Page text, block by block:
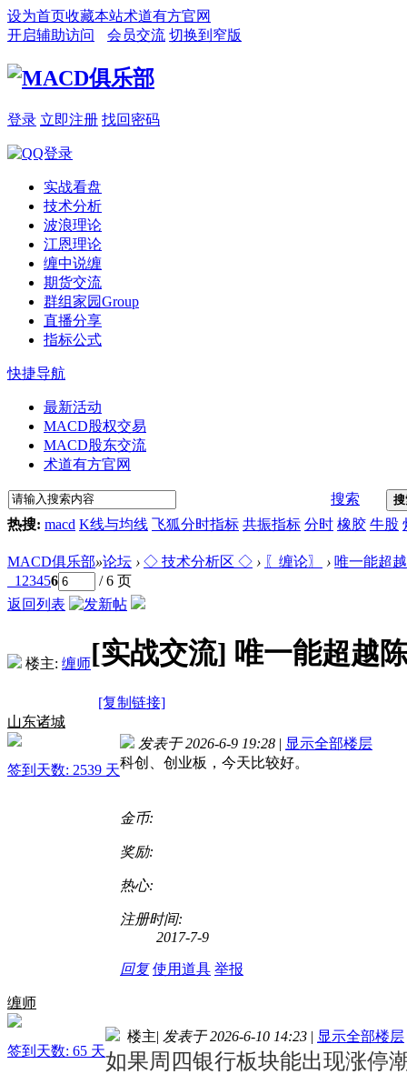
设为首页收藏本站术道有方官网
开启辅助访问
会员交流 切换到窄版
登录 立即注册 找回密码
实战看盘
技术分析
波浪理论
江恩理论
缠中说缠
期货交流
群组家园Group
直播分享
指标公式
快捷导航
最新活动
MACD股权交易
MACD股东交流
术道有方官网
搜索
热搜: macd K线与均线 飞狐分时指标 共振指标 分时 橡胶 牛股
MACD俱乐部»论坛 › ◇ 技术分析区 ◇ › 〖缠论〗 › 唯一能超
1 23456
/ 6 页
返回列表
楼主: 缠师[实战交流] 唯一能超越
[复制链接]
山东诸城
签到天数: 2539 天
发表于 2026-6-9 19:28 | 显示全部楼层
科创、创业板，今天比较好。
金币:
奖励:
热心:
注册时间:
2017-7-9
回复 使用道具 举报
缠师
签到天数: 65 天
楼主| 发表于 2026-6-10 14:23 | 显示全部楼层
如果周四银行板块能出现涨停